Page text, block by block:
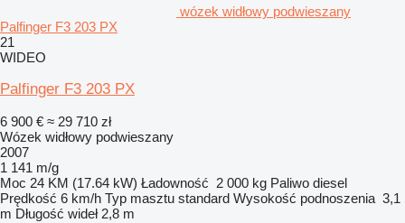
wózek widłowy podwieszany
Palfinger F3 203 PX
21
WIDEO
Palfinger F3 203 PX
6 900 € ≈ 29 710 zł
Wózek widłowy podwieszany
2007
1 141 m/g
Moc 24 KM (17.64 kW) Ładowność 2 000 kg Paliwo diesel
Prędkość 6 km/h Typ masztu standard Wysokość podnoszenia 3,1
m Długość wideł 2,8 m